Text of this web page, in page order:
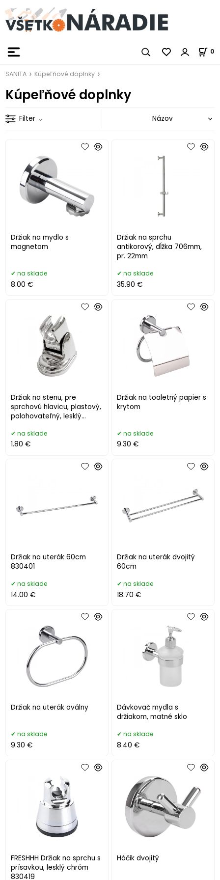
0
SANITA Kúpeľňové doplnky
Kúpeľňové doplnky
Filter
Držiak na mydlo s
magnetom
na sklade
8.00 €
Držiak na sprchu
antikorový, dĺžka 706mm,
pr. 22mm
na sklade
35.90 €
Držiak na stenu, pre
sprchovú hlavicu, plastový,
polohovateľný, lesklý
na sklade
1.80 €
Držiak na toaletný papier s
krytom
na sklade
9.30 €
Držiak na uterák 60cm
830401
na sklade
14.00 €
Držiak na uterák dvojitý
60cm
na sklade
18.70 €
Držiak na uterák oválny
na sklade
9.30 €
Dávkovač mydla s
držiakom, matné sklo
na sklade
8.40 €
FRESHHH Držiak na sprchu s
prísavkou, lesklý chróm
830419
Háčik dvojitý